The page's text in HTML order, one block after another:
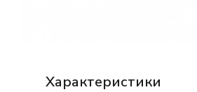
Характеристики